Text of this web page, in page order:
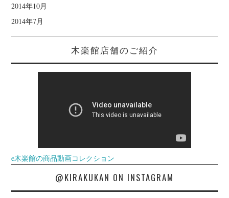
2014年10月
2014年7月
木楽館店舗のご紹介
e木楽館の商品動画コレクション
@KIRAKUKAN ON INSTAGRAM